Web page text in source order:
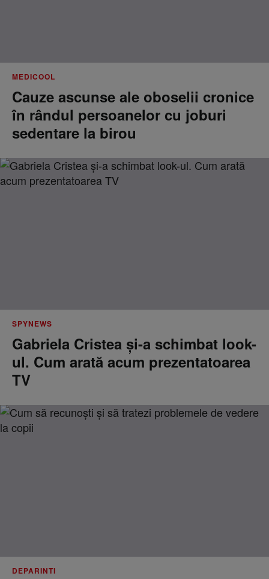
MEDICOOL
Cauze ascunse ale oboselii cronice
în rândul persoanelor cu joburi
sedentare la birou
SPYNEWS
Gabriela Cristea și-a schimbat look-
ul. Cum arată acum prezentatoarea
TV
DEPARINTI